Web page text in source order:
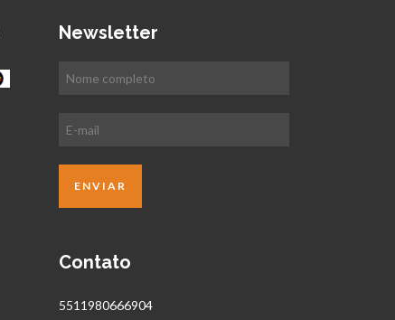
Newsletter
Contato
5511980666904